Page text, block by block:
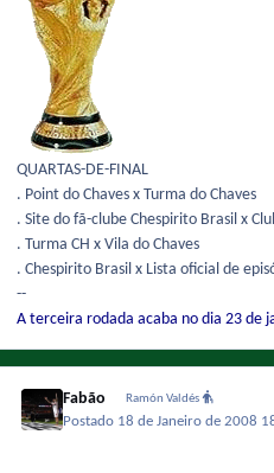
QUARTAS-DE-FINAL
. Point do Chaves x Turma do Chaves
. Site do fã-clube Chespirito Brasil x
. Turma CH x Vila do Chaves
. Chespirito Brasil x Lista oficial de
--
A terceira rodada acaba no dia 23 de
Fabão Ramón Valdés
Postado 18 de Janeiro de 2008